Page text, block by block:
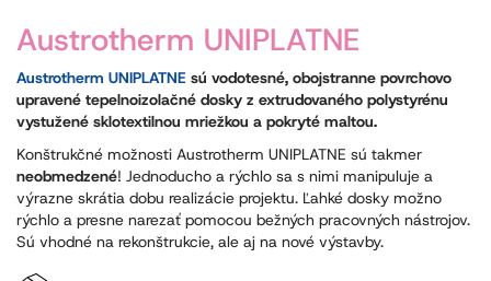
Austrotherm UNIPLATNE
Austrotherm UNIPLATNE sú vodotesné, obojstranne povrchovo
upravené tepelnoizolačné dosky z extrudovaného polystyrénu
vystužené sklotextilnou mriežkou a pokryté maltou.
Konštrukčné možnosti Austrotherm UNIPLATNE sú takmer
neobmedzené! Jednoducho a rýchlo sa s nimi manipuluje a
výrazne skrátia dobu realizácie projektu. Ľahké dosky možno
rýchlo a presne narezať pomocou bežných pracovných nástrojov.
Sú vhodné na rekonštrukcie, ale aj na nové výstavby.